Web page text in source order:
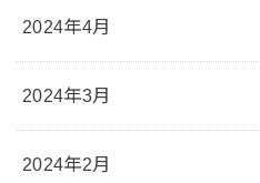
2024年4月
2024年3月
2024年2月